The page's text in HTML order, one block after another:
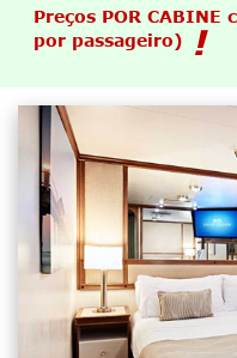
Preços POR CABINE
por passageiro)